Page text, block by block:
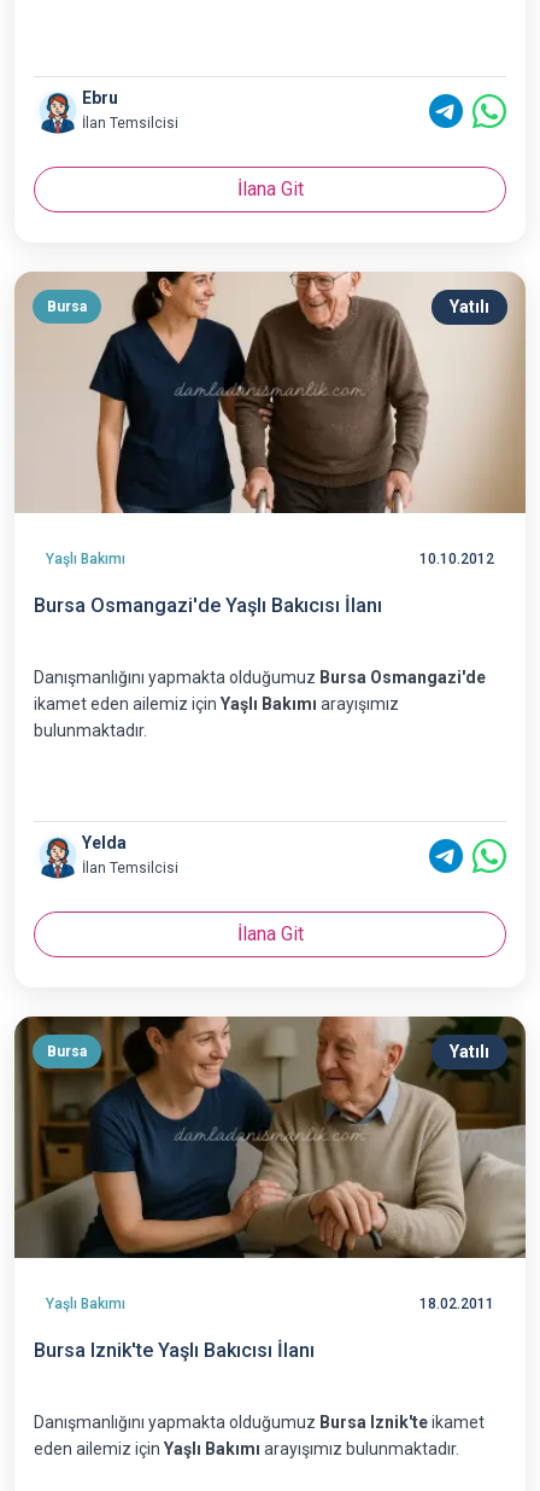
Ebru
İlan Temsilcisi
İlana Git
Bursa Yatılı
Yaşlı Bakımı 10.10.2012
Bursa Osmangazi'de Yaşlı Bakıcısı İlanı
Danışmanlığını yapmakta olduğumuz Bursa Osmangazi'de
ikamet eden ailemiz için Yaşlı Bakımı arayışımız
bulunmaktadır.
Yelda
İlan Temsilcisi
İlana Git
Bursa Yatılı
Yaşlı Bakımı 18.02.2011
Bursa Iznik'te Yaşlı Bakıcısı İlanı
Danışmanlığını yapmakta olduğumuz Bursa Iznik'teikamet
eden ailemiz için Yaşlı Bakımı arayışımız bulunmaktadır.